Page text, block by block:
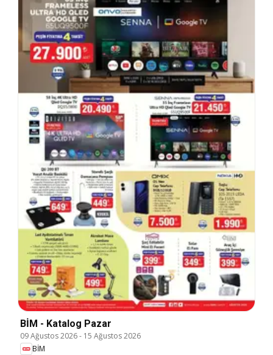
BİM - Katalog Pazar
09 Ağustos 2026- 15 Ağustos 2026
BİM